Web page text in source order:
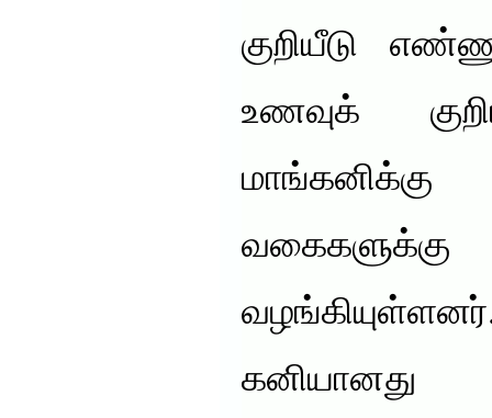
குறியீடு
உணவுக்
வகைகளுக்கு